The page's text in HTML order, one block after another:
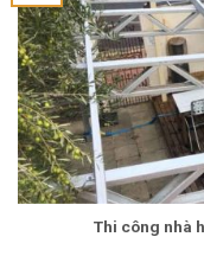
Thi công nhà